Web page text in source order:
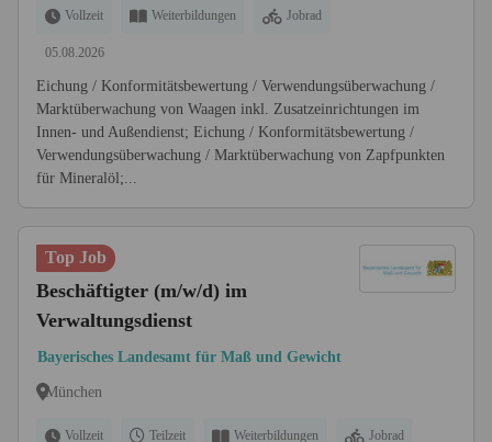
Vollzeit Weiterbildungen Jobrad
05.08.2026
Eichung / Konformitätsbewertung / Verwendungsüberwachung /
Marktüberwachung von Waagen inkl. Zusatzeinrichtungen im
Innen- und Außendienst; Eichung / Konformitätsbewertung /
Verwendungsüberwachung / Marktüberwachung von Zapfpunkten
für Mineralöl;...
Top Job
Beschäftigter (m/w/d) im
Verwaltungsdienst
Bayerisches Landesamt für Maß und Gewicht
München
Vollzeit Teilzeit Weiterbildungen Jobrad